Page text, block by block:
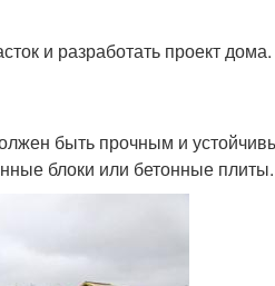
и разработать проект
быть прочным и
блоки или бетонные плиты.